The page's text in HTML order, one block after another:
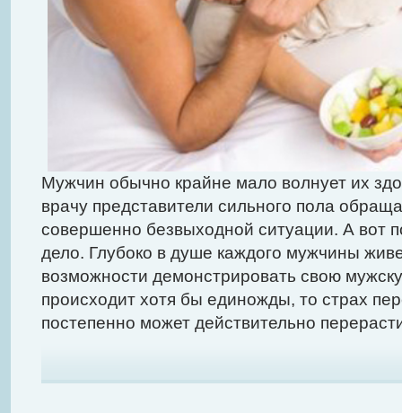
Мужчин обычно крайне мало волнует их
врачу представители сильного пола
совершенно безвыходной ситуации. А вот
дело. Глубоко в душе каждого мужчины
возможности демонстрировать свою
происходит хотя бы единожды, то страх
постепенно может действительно